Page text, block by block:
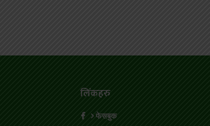
लिंकहरु
फेसबुक